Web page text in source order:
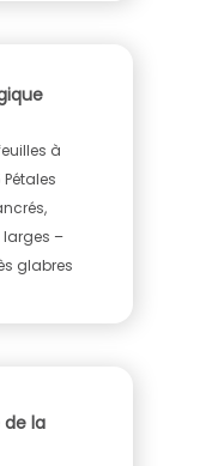
à
–
glabres
la